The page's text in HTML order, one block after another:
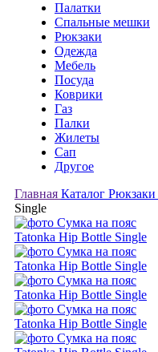
Палатки
Спальные мешки
Рюкзаки
Одежда
Мебель
Посуда
Коврики
Газ
Палки
Жилеты
Сап
Другое
Главная Каталог Рюкзаки
Single